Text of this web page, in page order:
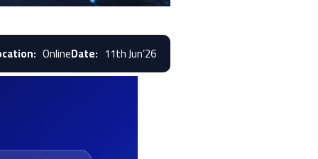
Date: 11th Jun’26
Online